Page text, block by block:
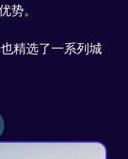
势。
精选了一系列城